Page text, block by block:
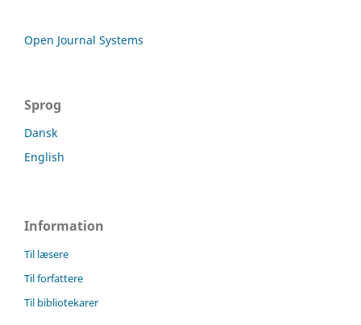
Open Journal Systems
Sprog
Dansk
English
Information
Til læsere
Til forfattere
Til bibliotekarer